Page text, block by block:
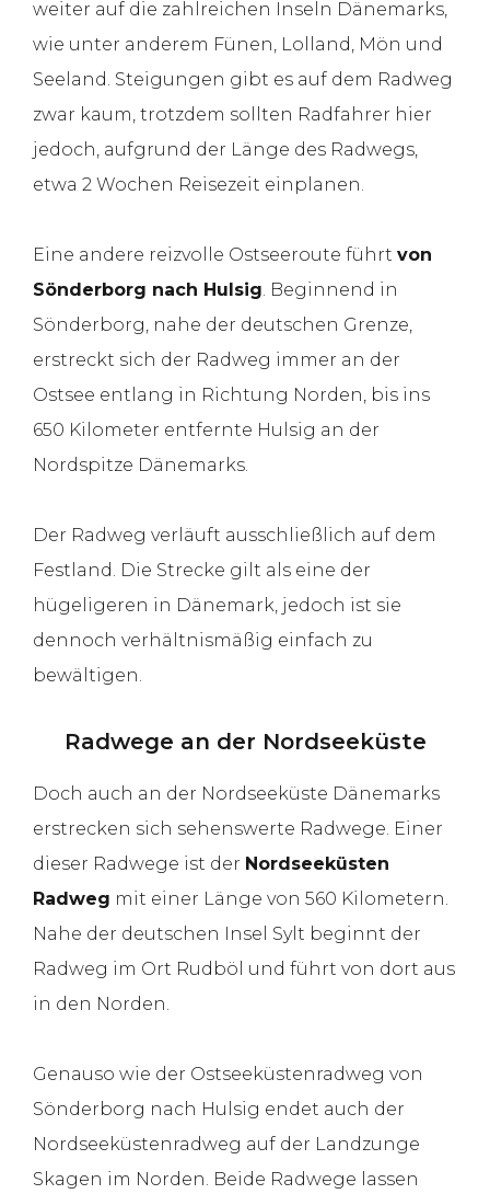
weiter auf die zahlreichen Inseln Dänemarks,
wie unter anderem Fünen, Lolland, Mön und
Seeland. Steigungen gibt es auf dem Radweg
zwar kaum, trotzdem sollten Radfahrer hier
jedoch, aufgrund der Länge des Radwegs,
etwa 2 Wochen Reisezeit einplanen.
Eine andere reizvolle Ostseeroute führt von
Sönderborg nach Hulsig . Beginnend in
Sönderborg, nahe der deutschen Grenze,
erstreckt sich der Radweg immer an der
Ostsee entlang in Richtung Norden, bis ins
650 Kilometer entfernte Hulsig an der
Nordspitze Dänemarks.
Der Radweg verläuft ausschließlich auf dem
Festland. Die Strecke gilt als eine der
hügeligeren in Dänemark, jedoch ist sie
dennoch verhältnismäßig einfach zu
bewältigen.
Radwege an der Nordseeküste
Doch auch an der Nordseeküste Dänemarks
erstrecken sich sehenswerte Radwege. Einer
dieser Radwege ist der Nordseeküsten
Radweg mit einer Länge von 560 Kilometern.
Nahe der deutschen Insel Sylt beginnt der
Radweg im Ort Rudböl und führt von dort aus
in den Norden.
Genauso wie der Ostseeküstenradweg von
Sönderborg nach Hulsig endet auch der
Nordseeküstenradweg auf der Landzunge
Skagen im Norden. Beide Radwege lassen